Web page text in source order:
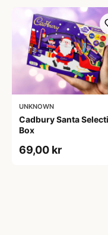
UNKNOWN
Cadbury Santa
Box
69,00 kr